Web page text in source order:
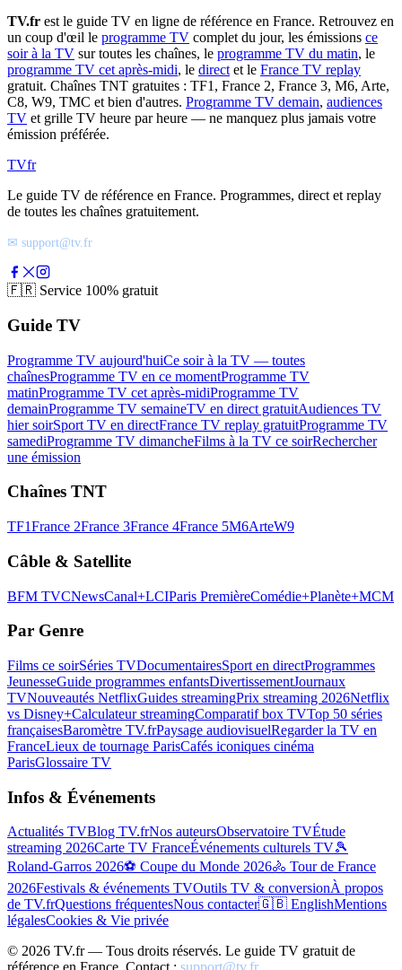
TV.fr est le guide TV en ligne de référence en France. Retrouvez en
un coup d'œil le programme TV complet du jour, les émissions ce
soir à la TV sur toutes les chaînes, le programme TV du matin, le
programme TV cet après-midi, le direct et le France TV replay
gratuit. Chaînes TNT gratuites : TF1, France 2, France 3, M6, Arte,
C8, W9, TMC et bien d'autres. Programme TV demain, audiences
TV et grille TV heure par heure — ne manquez plus jamais votre
émission préférée.
TVfr
Le guide TV de référence en France. Programmes, direct et replay
de toutes les chaînes gratuitement.
✉ support@tv.fr
🇫🇷 Service 100% gratuit
Guide TV
Programme TV aujourd'huiCe soir à la TV — toutes
chaînesProgramme TV en ce momentProgramme TV
matinProgramme TV cet après-midiProgramme TV
demainProgramme TV semaineTV en direct gratuitAudiences TV
hier soirSport TV en directFrance TV replay gratuitProgramme TV
samediProgramme TV dimancheFilms à la TV ce soirRechercher
une émission
Chaînes TNT
TF1France 2France 3France 4France 5M6ArteW9
Câble & Satellite
BFM TVCNewsCanal+LCIParis PremièreComédie+Planète+MCM
Par Genre
Films ce soirSéries TVDocumentairesSport en directProgrammes
JeunesseGuide programmes enfantsDivertissementJournaux
TVNouveautés NetflixGuides streamingPrix streaming 2026Netflix
vs Disney+Calculateur streamingComparatif box TVTop 50 séries
françaisesBaromètre TV.frPaysage audiovisuelRegarder la TV en
FranceLieux de tournage ParisCafés iconiques cinéma
ParisGlossaire TV
Infos & Événements
Actualités TVBlog TV.frNos auteursObservatoire TVÉtude
streaming 2026Carte TV FranceÉvénements culturels TV🎾
Roland-Garros 2026⚽ Coupe du Monde 2026🚴 Tour de France
2026Festivals & événements TVOutils TV & conversionÀ propos
de TV.frQuestions fréquentesNous contacter🇬🇧 EnglishMentions
légalesCookies & Vie privée
© 2026 TV.fr — Tous droits réservés. Le guide TV gratuit de